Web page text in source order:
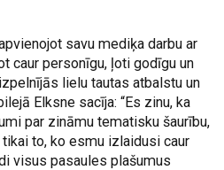
savu mediķa darbu ar
caur personīgu, ļoti godīgu un
lielu tautas atbalstu un
Elksne sacīja: “Es zinu, ka
par zināmu tematisku šaurību,
to, ko esmu izlaidusi caur
visus pasaules plašumus